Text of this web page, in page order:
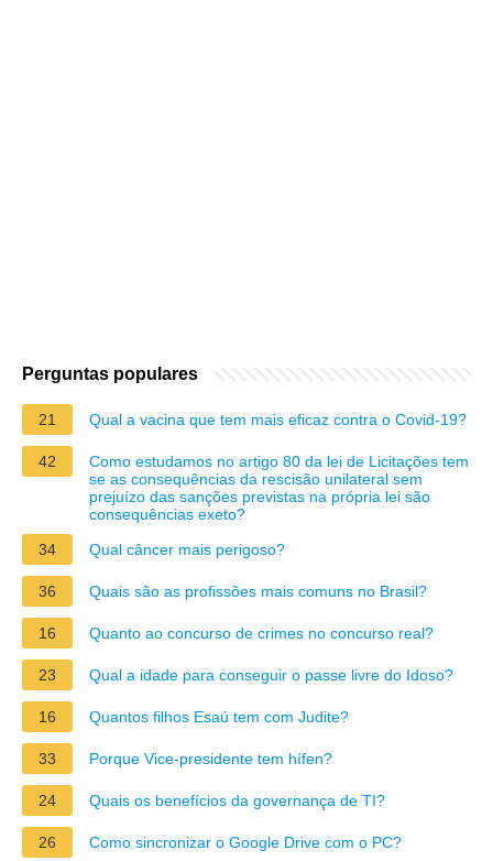
Perguntas populares
21 Qual a vacina que tem mais eficaz contra o Covid-19?
42
Como estudamos no artigo 80 da lei de Licitações tem
se as consequências da rescisão unilateral sem
prejuízo das sanções previstas na própria lei são
consequências exeto?
34
Qual câncer mais perigoso?
36 Quais são as profissões mais comuns no Brasil?
16 Quanto ao concurso de crimes no concurso real?
23 Qual a idade para conseguir o passe livre do Idoso?
16 Quantos filhos Esaú tem com Judite?
33 Porque Vice-presidente tem hífen?
24 Quais os benefícios da governança de TI?
26 Como sincronizar o Google Drive com o PC?